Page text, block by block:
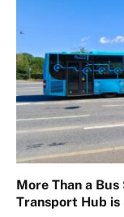
More Than a
Transport Hub is